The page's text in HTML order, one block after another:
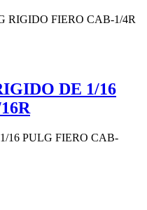
RIGIDO FIERO CAB-1/4R
DE 1/16
16 PULG FIERO CAB-